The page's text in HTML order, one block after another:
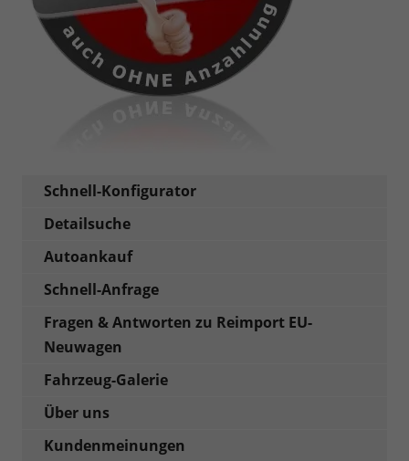
Schnell-Konfigurator
Detailsuche
Autoankauf
Schnell-Anfrage
Fragen & Antworten zu Reimport EU-
Neuwagen
Fahrzeug-Galerie
Über uns
Kundenmeinungen